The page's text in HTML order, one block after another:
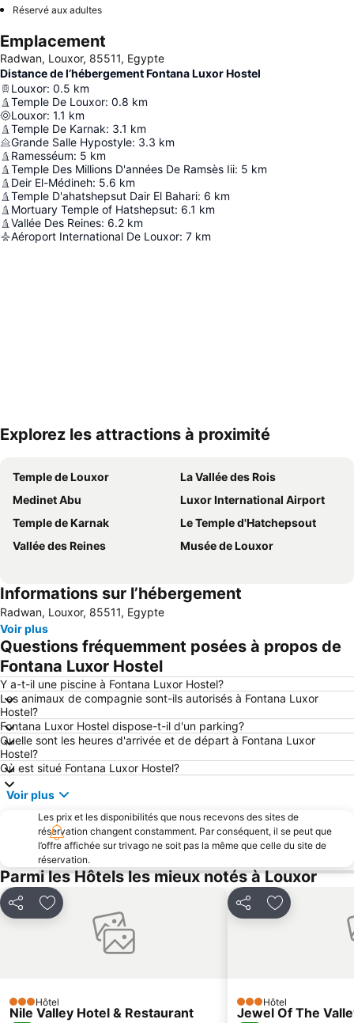
Réservé aux adultes
Emplacement
Radwan, Louxor, 85511, Egypte
Distance de l’hébergement Fontana Luxor Hostel
Louxor: 0.5 km
Temple De Louxor: 0.8 km
Louxor: 1.1 km
Temple De Karnak: 3.1 km
Grande Salle Hypostyle: 3.3 km
Ramesséum: 5 km
Temple Des Millions D'années De Ramsès Iii: 5 km
Deir El-Médineh: 5.6 km
Temple D'ahatshepsut Dair El Bahari: 6 km
Mortuary Temple of Hatshepsut: 6.1 km
Vallée Des Reines: 6.2 km
Aéroport International De Louxor: 7 km
Explorez les attractions à proximité
Temple de Louxor
La Vallée des Rois
Medinet Abu
Luxor International Airport
Temple de Karnak
Le Temple d'Hatchepsout
Vallée des Reines
Musée de Louxor
Informations sur l’hébergement
Radwan, Louxor, 85511, Egypte
Voir plus
Questions fréquemment posées à propos de
Fontana Luxor Hostel
Y a-t-il une piscine à Fontana Luxor Hostel?
Les animaux de compagnie sont-ils autorisés à Fontana Luxor
Hostel?
Fontana Luxor Hostel dispose-t-il d'un parking?
Quelle sont les heures d'arrivée et de départ à Fontana Luxor
Hostel?
Où est situé Fontana Luxor Hostel?
Voir plus
Les prix et les disponibilités que nous recevons des sites de
réservation changent constamment. Par conséquent, il se peut que
l’offre affichée sur trivago ne soit pas la même que celle du site de
réservation.
Parmi les Hôtels les mieux notés à Louxor
PartagerAjouter à mes favoris
3 Étoiles
Hôtel
Nile Valley Hotel & Restaurant
PartagerAjouter à
3 Étoiles
Hôtel
Jewel Of The